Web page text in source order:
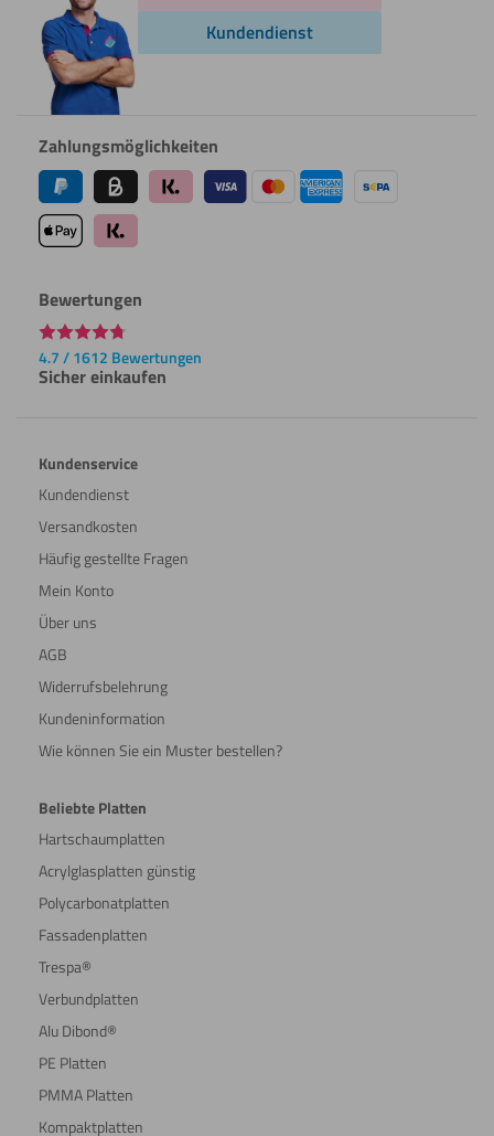
Kundendienst
Zahlungsmöglichkeiten
Bewertungen
4.7 / 1612 Bewertungen
Sicher einkaufen
Kundenservice
Kundendienst
Versandkosten
Häufig gestellte Fragen
Mein Konto
Über uns
AGB
Widerrufsbelehrung
Kundeninformation
Wie können Sie ein Muster bestellen?
Beliebte Platten
Hartschaumplatten
Acrylglasplatten günstig
Polycarbonatplatten
Fassadenplatten
Trespa®
Verbundplatten
Alu Dibond®
PE Platten
PMMA Platten
Kompaktplatten